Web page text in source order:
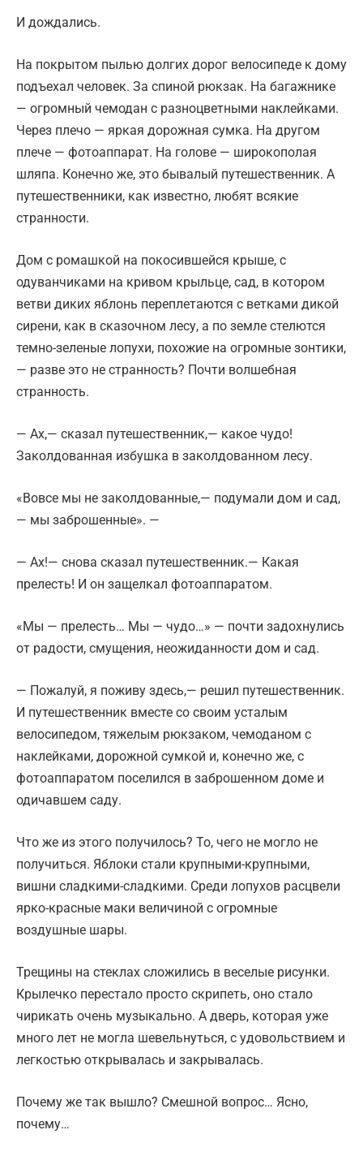
И дождались.
На покрытом пылью долгих дорог велосипеде к дому
подъехал человек. За спиной рюкзак. На багажнике
— огромный чемодан с разноцветными наклейками.
Через плечо — яркая дорожная сумка. На другом
плече — фотоаппарат. На голове — широкополая
шляпа. Конечно же, это бывалый путешественник. А
путешественники, как известно, любят всякие
странности.
Дом с ромашкой на покосившейся крыше, с
одуванчиками на кривом крыльце, сад, в котором
ветви диких яблонь переплетаются с ветками дикой
сирени, как в сказочном лесу, а по земле стелются
темно-зеленые лопухи, похожие на огромные зонтики,
— разве это не странность? Почти волшебная
странность.
— Ах,— сказал путешественник,— какое чудо!
Заколдованная избушка в заколдованном лесу.
«Вовсе мы не заколдованные,— подумали дом и сад,
— мы заброшенные». —
— Ах!— снова сказал путешественник.— Какая
прелесть! И он защелкал фотоаппаратом.
«Мы — прелесть… Мы — чудо…» — почти задохнулись
от радости, смущения, неожиданности дом и сад.
— Пожалуй, я поживу здесь,— решил путешественник.
И путешественник вместе со своим усталым
велосипедом, тяжелым рюкзаком, чемоданом с
наклейками, дорожной сумкой и, конечно же, с
фотоаппаратом поселился в заброшенном доме и
одичавшем саду.
Что же из этого получилось? То, чего не могло не
получиться. Яблоки стали крупными-крупными,
вишни сладкими-сладкими. Среди лопухов расцвели
ярко-красные маки величиной с огромные
воздушные шары.
Трещины на стеклах сложились в веселые рисунки.
Крылечко перестало просто скрипеть, оно стало
чирикать очень музыкально. А дверь, которая уже
много лет не могла шевельнуться, с удовольствием и
легкостью открывалась и закрывалась.
Почему же так вышло? Смешной вопрос… Ясно,
почему…